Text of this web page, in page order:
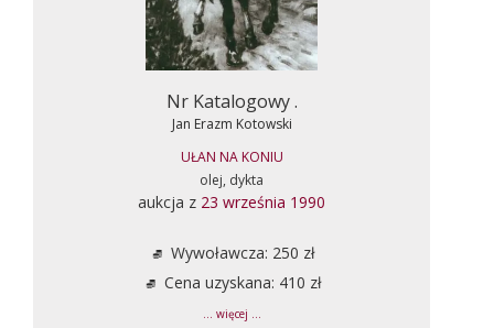
Nr Katalogowy .
Jan Erazm Kotowski
UŁAN NA KONIU
olej, dykta
aukcja z 23 września 1990
Wywoławcza: 250 zł
Cena uzyskana: 410 zł
... więcej ...